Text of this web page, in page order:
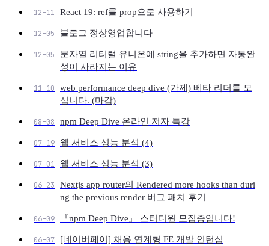
12-11 React 19: ref를 prop으로 사용하기
12-05 블로그 정상영업합니다
12-05
문자열 리터럴 유니온에 string을 추가하면 자동완
성이 사라지는 이유
11-10
web performance deep dive (가제) 베타 리더를 모
십니다. (마감)
08-08 npm Deep Dive 온라인 저자 특강
07-19 웹 서비스 성능 분석 (4)
07-01 웹 서비스 성능 분석 (3)
06-23
Nextjs app router의 Rendered more hooks than duri
ng the previous render 버그 패치 후기
06-09 『npm Deep Dive』 스터디원 모집중입니다!
06-07 [네이버페이] 채용 연계형 FE 개발 인턴십